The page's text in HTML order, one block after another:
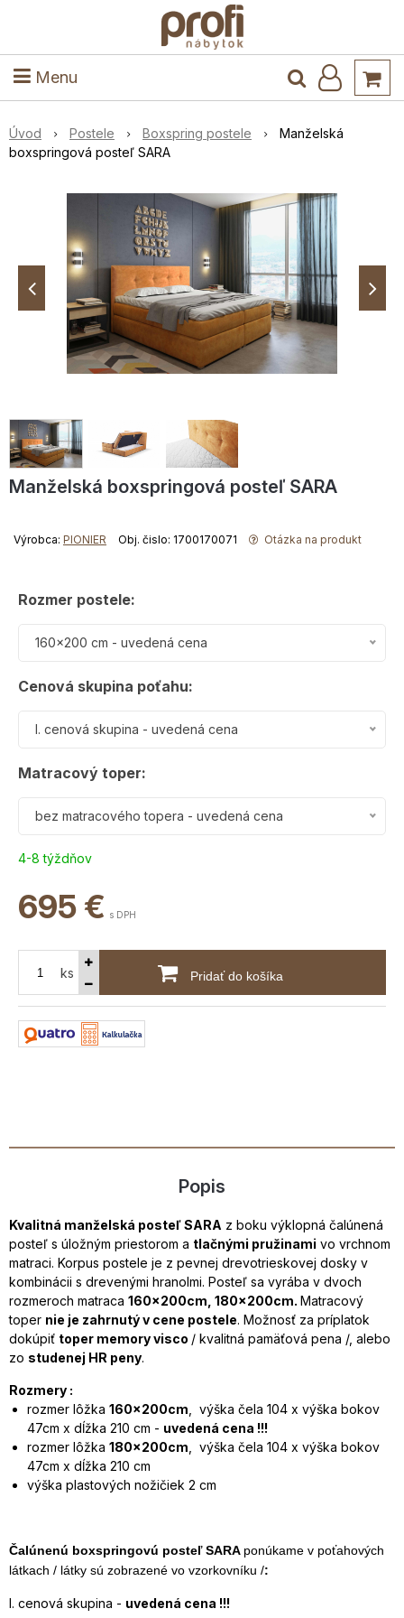
Menu
Kuchyňa a jedáleň
Úvod Postele Boxspring postele
Manželská
boxspringová posteľ SARA
Manželská boxspringová posteľ SARA
Výrobca: PIONIER Obj. čislo: 1700170071 Otázka na produkt
Rozmer postele:
160x200 cm - uvedená cena
Cenová skupina poťahu:
I. cenová skupina - uvedená cena
Matracový toper:
bez matracového topera - uvedená cena
4-8 týždňov
695 € s DPH
ks Pridať do košíka
Popis
Kvalitná manželská posteľ SARA z boku výklopná čalúnená
posteľ s úložným priestorom a tlačnými pružinami vo vrchnom
matraci. Korpus postele je z pevnej drevotrieskovej dosky v
kombinácii s drevenými hranolmi. Posteľ sa vyrába v dvoch
rozmeroch matraca 160x200cm, 180x200cm. Matracový
toper nie je zahrnutý v cene postele. Možnosť za príplatok
dokúpiť toper memory visco / kvalitná pamäťová pena /, alebo
zo studenej HR peny.
Rozmery :
rozmer lôžka 160x200cm , výška čela 104 x výška bokov
47cm x dĺžka 210 cm - uvedená cena !!!
rozmer lôžka 180x200cm , výška čela 104 x výška bokov
47cm x dĺžka 210 cm
výška plastových nožičiek 2 cm
Čalúnenú boxspringovú posteľ SARA ponúkame v poťahových
látkach / látky sú zobrazené vo vzorkovníku /:
I. cenová skupina - uvedená cena !!!